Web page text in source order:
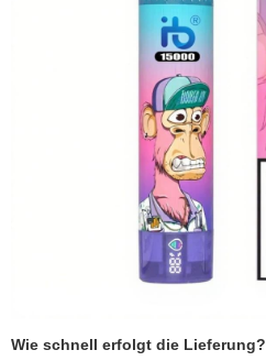
Wie schnell erfolgt die Lieferung?